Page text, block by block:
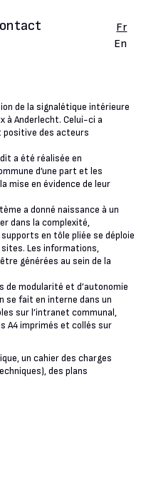
Fr
En
de la signalétique intérieure
à Anderlecht. Celui-ci a
positive des acteurs
a été réalisée en
d’une part et les
mise en évidence de leur
a donné naissance à un
dans la complexité,
en tôle pliée se déploie
Les informations,
générées au sein de la
de modularité et d’autonomie
se fait en interne dans un
sur l’intranet communal,
A4 imprimés et collés sur
un cahier des charges
des plans